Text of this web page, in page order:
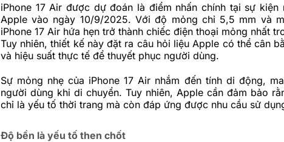
iPhone 17 Air được dự đoán là điểm nhấn chính tại sự kiện
Apple vào ngày 10/9/2025. Với độ mỏng chỉ 5,5 mm và
iPhone 17 Air hứa hẹn trở thành chiếc điện thoại mỏng nhất
Tuy nhiên, thiết kế này đặt ra câu hỏi liệu Apple có thể cân
và hiệu suất thực tế để thuyết phục người dùng.
Sự mỏng nhẹ của iPhone 17 Air nhắm đến tính di động,
người dùng khi di chuyển. Tuy nhiên, Apple cần đảm bảo
chỉ là yếu tố thời trang mà còn đáp ứng được nhu cầu sử
Độ bền là yếu tố then chốt